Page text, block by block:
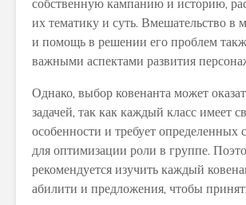
собственную кампанию и историю,
их тематику и суть. Вмешательство в
и помощь в решении его проблем
важными аспектами развития
Однако, выбор ковенанта может
задачей, так как каждый класс имеет
особенности и требует определенных
для оптимизации роли в группе.
рекомендуется изучить каждый
абилити и предложения, чтобы